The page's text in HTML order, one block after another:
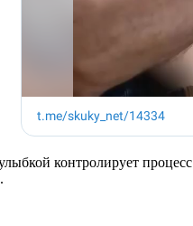
контролирует